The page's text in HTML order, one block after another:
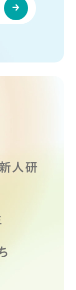
人研